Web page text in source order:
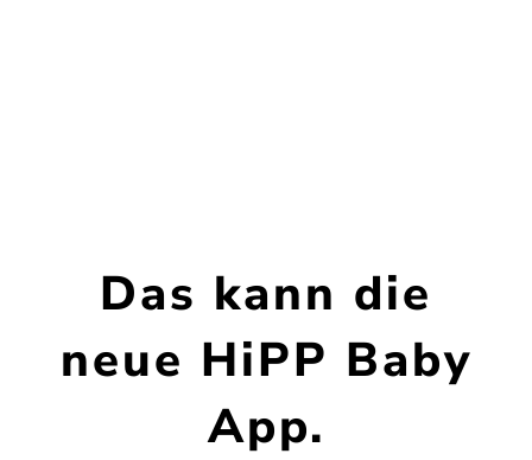
Das kann die
neue HiPP Baby
App.